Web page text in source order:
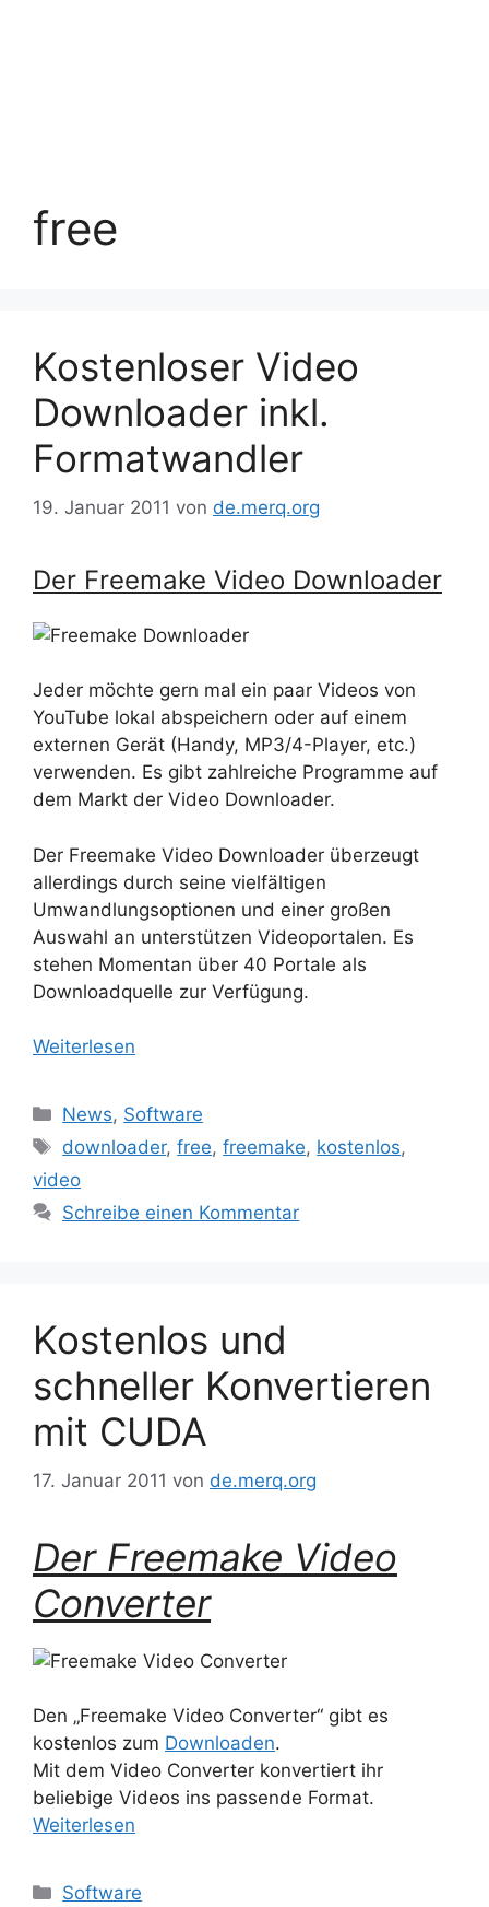
free
Kostenloser Video
Downloader inkl.
Formatwandler
19. Januar 2011 von de.merq.org
Der Freemake Video Downloader
Jeder möchte gern mal ein paar Videos von
YouTube lokal abspeichern oder auf einem
externen Gerät (Handy, MP3/4-Player, etc.)
verwenden. Es gibt zahlreiche Programme auf
dem Markt der Video Downloader.
Der Freemake Video Downloader überzeugt
allerdings durch seine vielfältigen
Umwandlungsoptionen und einer großen
Auswahl an unterstützen Videoportalen. Es
stehen Momentan über 40 Portale als
Downloadquelle zur Verfügung.
Weiterlesen
Kategorien
News, Software
Schlagwörter
downloader,free,freemake, kostenlos,
video
Schreibe einen Kommentar
Kostenlos und
schneller Konvertieren
mit CUDA
17. Januar 2011 von de.merq.org
Der Freemake Video
Converter
Den „Freemake Video Converter“ gibt es
kostenlos zum Downloaden.
Mit dem Video Converter konvertiert ihr
beliebige Videos ins passende Format.
Weiterlesen
Kategorien
Software